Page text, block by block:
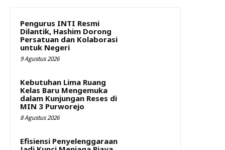
Pengurus INTI Resmi
Dilantik, Hashim Dorong
Persatuan dan Kolaborasi
untuk Negeri
9 Agustus 2026
Kebutuhan Lima Ruang
Kelas Baru Mengemuka
dalam Kunjungan Reses di
MIN 3 Purworejo
8 Agustus 2026
Efisiensi Penyelenggaraan